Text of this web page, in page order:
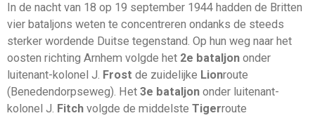
In de nacht van 18 op 19 september 1944 hadden de Britten
vier bataljons weten te concentreren ondanks de steeds
sterker wordende Duitse tegenstand. Op hun weg naar het
oosten richting Arnhem volgde het 2e bataljon onder
luitenant-kolonel J. Frost de zuidelijke Lionroute
(Benedendorpseweg). Het 3e bataljon onder luitenant-
kolonel J. Fitch volgde de middelste Tigerroute